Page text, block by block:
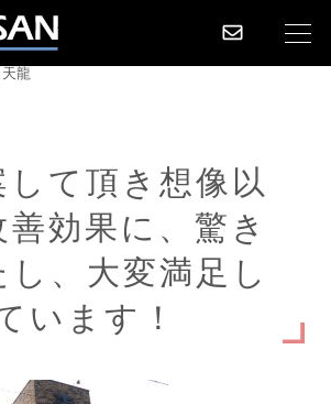
天龍
し て 頂 き 想像 以
善効果 に 、 驚 き
し 、 大変満 足 し
い ま す ！